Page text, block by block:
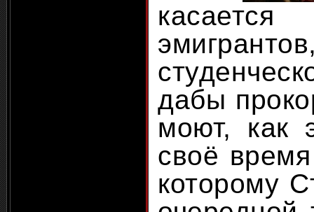
дабы
моют, как
своё
которому